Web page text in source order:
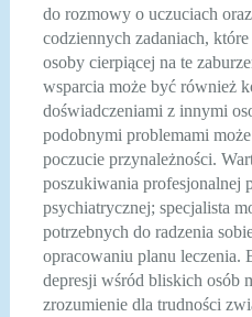
do rozmowy o uczuciach
codziennych zadaniach,
osoby cierpiącej na te
wsparcia może być również
doświadczeniami z innymi
podobnymi problemami
poczucie przynależności.
poszukiwania profesjonalnej
psychiatrycznej; specjalista
potrzebnych do radzenia
opracowaniu planu leczenia.
depresji wśród bliskich osób
zrozumienie dla trudności